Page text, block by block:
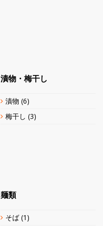
漬物・梅干し
漬物 (6)
梅干し (3)
麺類
そば(1)